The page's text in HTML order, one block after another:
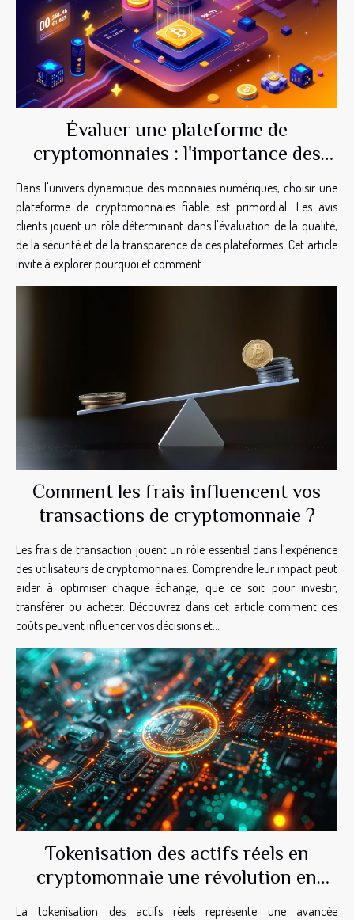
Évaluer une plateforme de
cryptomonnaies : l'importance des
avis clients
Dans l'univers dynamique des monnaies numériques, choisir une
plateforme de cryptomonnaies fiable est primordial. Les avis
clients jouent un rôle déterminant dans l'évaluation de la qualité,
de la sécurité et de la transparence de ces plateformes. Cet article
invite à explorer pourquoi et comment...
Comment les frais influencent vos
transactions de cryptomonnaie ?
Les frais de transaction jouent un rôle essentiel dans l’expérience
des utilisateurs de cryptomonnaies. Comprendre leur impact peut
aider à optimiser chaque échange, que ce soit pour investir,
transférer ou acheter. Découvrez dans cet article comment ces
coûts peuvent influencer vos décisions et...
Tokenisation des actifs réels en
cryptomonnaie une révolution en
marche
La tokenisation des actifs réels représente une avancée